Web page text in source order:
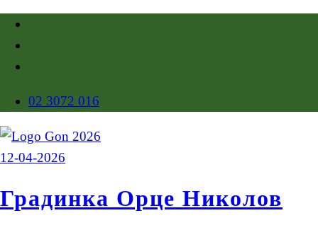
02 3072 016
Градинка Орце Николов